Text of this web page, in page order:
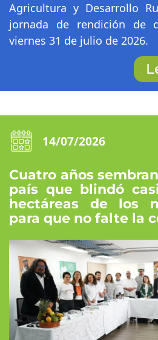
Agricultura y Desarrollo
jornada de rendición de
viernes 31 de julio de 2026.
14/07/2026
Cuatro años
país que blindó
hectáreas de los
para que no falte la